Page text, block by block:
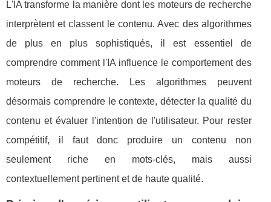
L'IA transforme la manière dont les moteurs de recherche
interprètent et classent le contenu. Avec des algorithmes
de plus en plus sophistiqués, il est essentiel de
comprendre comment l'IA influence le comportement des
moteurs de recherche. Les algorithmes peuvent
désormais comprendre le contexte, détecter la qualité du
contenu et évaluer l'intention de l'utilisateur. Pour rester
compétitif, il faut donc produire un contenu non
seulement riche en mots-clés, mais aussi
contextuellement pertinent et de haute qualité.